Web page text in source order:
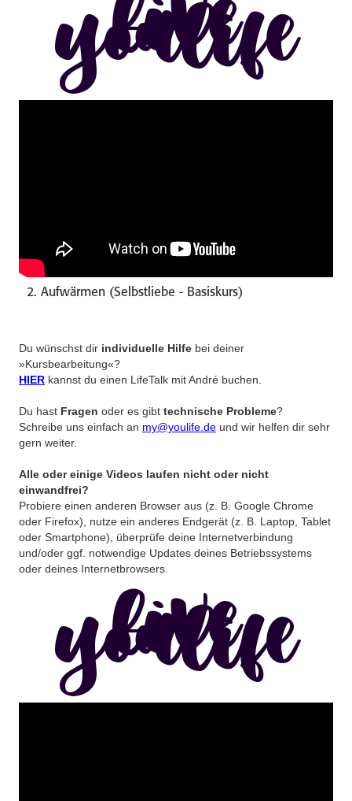
live
youlife
2. Aufwärmen (Selbstliebe - Basiskurs)
Du wünschst dir individuelle Hilfe bei deiner
»Kursbearbeitung«?
HIER kannst du einen LifeTalk mit André buchen.
Du hast Fragen oder es gibt technische Probleme?
Schreibe uns einfach an my@youlife.de und wir helfen dir sehr
gern weiter.
Alle oder einige Videos laufen nicht oder nicht
einwandfrei?
Probiere einen anderen Browser aus (z. B. Google Chrome
oder Firefox), nutze ein anderes Endgerät (z. B. Laptop, Tablet
oder Smartphone), überprüfe deine Internetverbindung
und/oder ggf. notwendige Updates deines Betriebssystems
oder deines Internetbrowsers.
live
youlife